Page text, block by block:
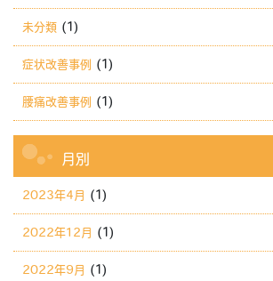
未分類 (1)
症状改善事例 (1)
腰痛改善事例 (1)
月別
2023年4月 (1)
2022年12月 (1)
2022年9月 (1)